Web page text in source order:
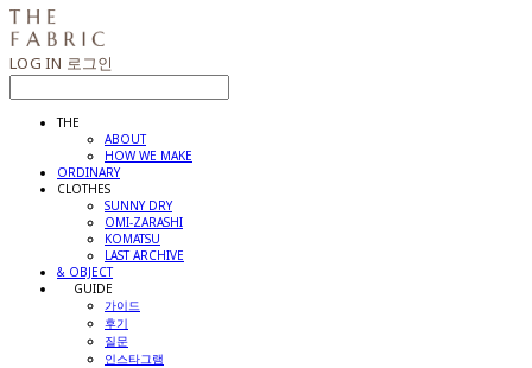
LOG IN 로그인
THE
ABOUT
HOW WE MAKE
ORDINARY
CLOTHES
SUNNY DRY
OMI-ZARASHI
KOMATSU
LAST ARCHIVE
& OBJECT
⠀⠀GUIDE
가이드
후기
질문
인스타그램